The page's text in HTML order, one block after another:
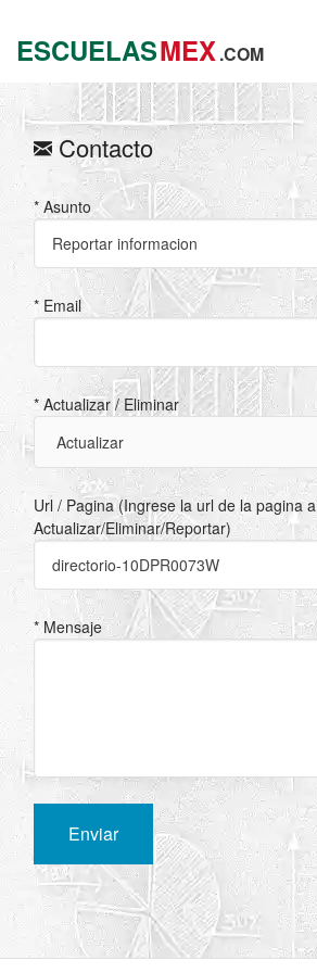
ESCUELASMEX.COM
Contacto
* Asunto
* Email
* Actualizar / Eliminar
Url / Pagina (Ingrese la url de la pagina a
Actualizar/Eliminar/Reportar)
* Mensaje
Enviar